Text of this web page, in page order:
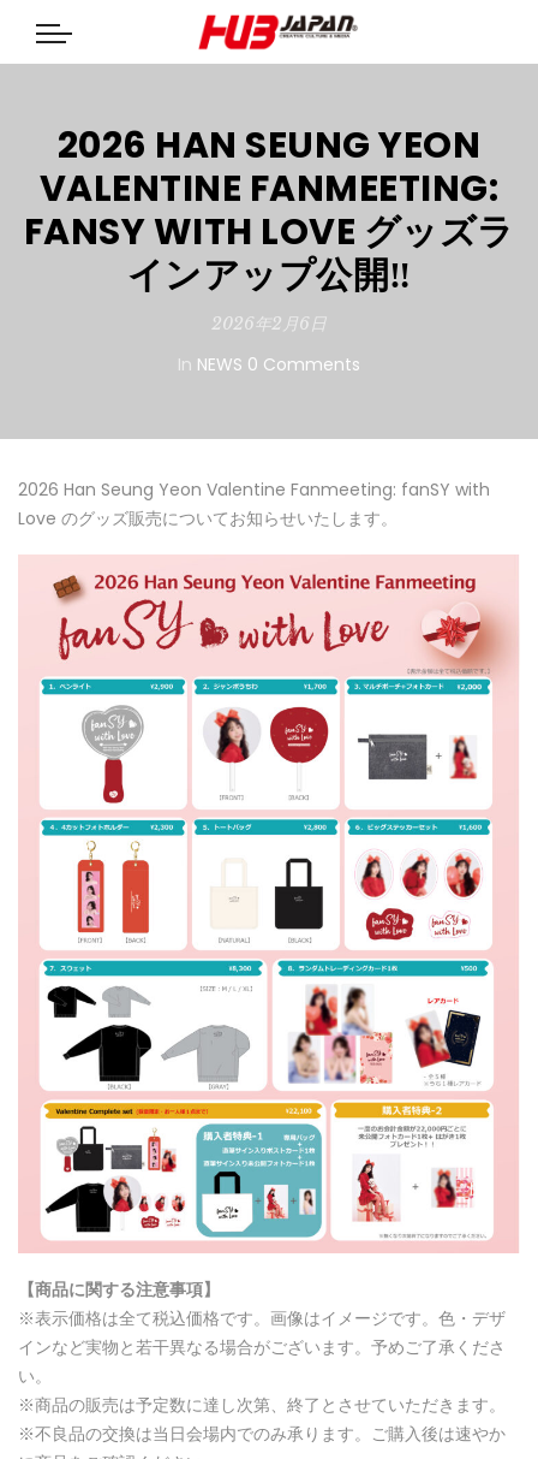
2026 HAN SEUNG YEON
VALENTINE FANMEETING:
FANSY WITH LOVE グッズラ
インアップ公開‼
2026年2月6日
In NEWS 0 Comments
2026 Han Seung Yeon Valentine Fanmeeting: fanSY with
Love のグッズ販売についてお知らせいたします。
【商品に関する注意事項】
※表示価格は全て税込価格です。画像はイメージです。色・デザ
インなど実物と若干異なる場合がございます。予めご了承くださ
い。
※商品の販売は予定数に達し次第、終了とさせていただきます。
※不良品の交換は当日会場内でのみ承ります。ご購入後は速やか